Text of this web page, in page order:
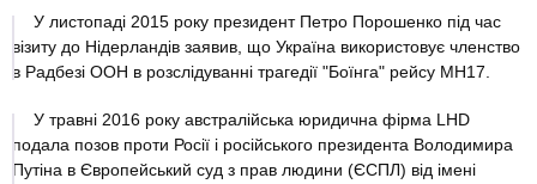
У листопаді 2015 року президент Петро Порошенко під час
візиту до Нідерландів заявив, що Україна використовує членство
в Радбезі ООН в розслідуванні трагедії "Боїнга" рейсу МН17.
У травні 2016 року австралійська юридична фірма LHD
подала позов проти Росії і російського президента Володимира
Путіна в Європейський суд з прав людини (ЄСПЛ) від імені